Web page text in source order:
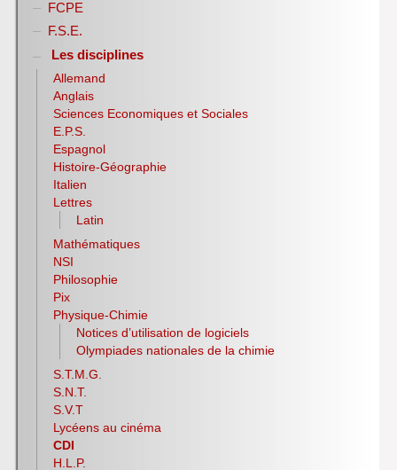
Année scolaire 2018-2019
Année scolaire 2019-2020
FCPE
F.S.E.
Les disciplines
Allemand
Anglais
Sciences Economiques et Sociales
E.P.S.
Espagnol
Histoire-Géographie
Italien
Lettres
Latin
Mathématiques
NSI
Philosophie
Pix
Physique-Chimie
Notices d’utilisation de logiciels
Olympiades nationales de la chimie
S.T.M.G.
S.N.T.
S.V.T
Lycéens au cinéma
CDI
H.L.P.